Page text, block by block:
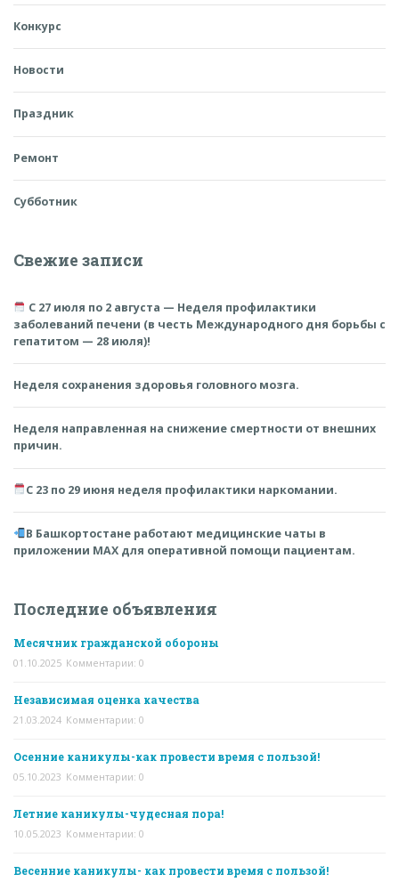
Конкурс
Новости
Праздник
Ремонт
Субботник
Свежие записи
С 27 июля по 2 августа — Неделя профилактики
заболеваний печени (в честь Международного дня борьбы с
гепатитом — 28 июля)!
Неделя сохранения здоровья головного мозга.
Неделя направленная на снижение смертности от внешних
причин.
С 23 по 29 июня неделя профилактики наркомании.
В Башкортостане работают медицинские чаты в
приложении MAX для оперативной помощи пациентам.
Последние объявления
Месячник гражданской обороны
01.10.2025 Комментарии: 0
Независимая оценка качества
21.03.2024 Комментарии: 0
Осенние каникулы-как провести время с пользой!
05.10.2023 Комментарии: 0
Летние каникулы-чудесная пора!
10.05.2023 Комментарии: 0
Весенние каникулы- как провести время с пользой!